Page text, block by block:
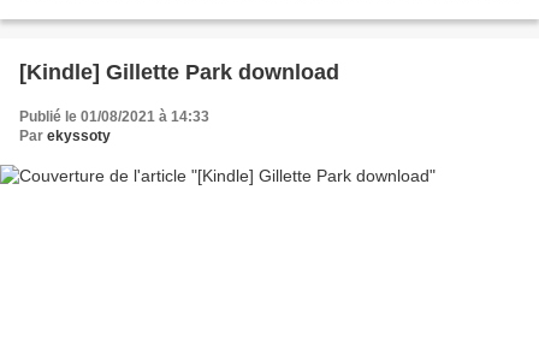
[Kindle] Gillette Park download
Publié le 01/08/2021 à 14:33
Par ekyssoty